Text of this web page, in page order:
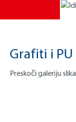
Grafiti i
Preskoči galeriju slika